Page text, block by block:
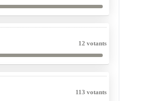
12 votants
113 votants